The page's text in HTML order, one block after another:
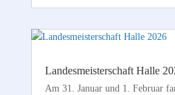
Landesmeisterschaft Halle
Am 31. Januar und 1. Februar